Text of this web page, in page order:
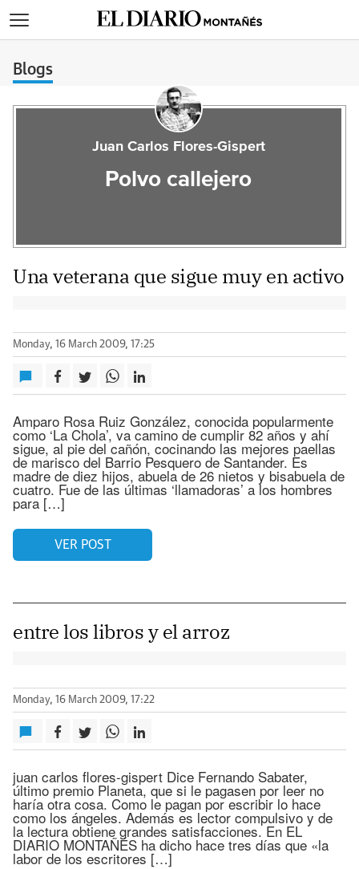
Blogs
Juan Carlos Flores-Gispert
Polvo callejero
Una veterana que sigue muy en activo
Monday, 16 March 2009, 17:25
Amparo Rosa Ruiz González, conocida popularmente
como ‘La Chola’, va camino de cumplir 82 años y ahí
sigue, al pie del cañón, cocinando las mejores paellas
de marisco del Barrio Pesquero de Santander. Es
madre de diez hijos, abuela de 26 nietos y bisabuela de
cuatro. Fue de las últimas ‘llamadoras’ a los hombres
para […]
VER POST
entre los libros y el arroz
Monday, 16 March 2009, 17:22
juan carlos flores-gispert Dice Fernando Sabater,
último premio Planeta, que si le pagasen por leer no
haría otra cosa. Como le pagan por escribir lo hace
como los ángeles. Además es lector compulsivo y de
la lectura obtiene grandes satisfacciones. En EL
DIARIO MONTAÑÉS ha dicho hace tres días que «la
labor de los escritores […]